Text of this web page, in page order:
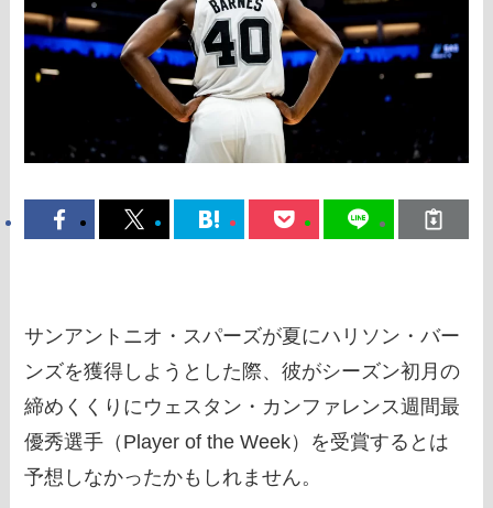
サンアントニオ・スパーズが夏にハリソン・バー
ンズを獲得しようとした際、彼がシーズン初月の
締めくくりにウェスタン・カンファレンス週間最
優秀選手（Player of the Week）を受賞するとは
予想しなかったかもしれません。